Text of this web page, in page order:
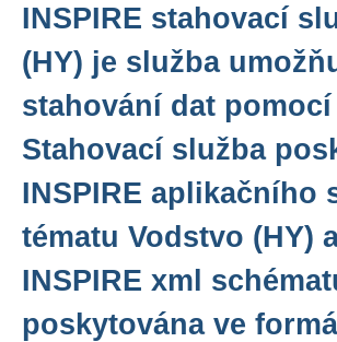
INSPIRE stahovací
(HY) je služba
stahování dat
Stahovací služba
INSPIRE aplikačního
tématu Vodstvo (HY)
INSPIRE xml
poskytována ve